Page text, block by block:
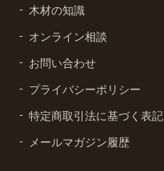
木材の知識
オンライン相談
お問い合わせ
プライバシーポリシー
特定商取引法に基づく表記
メールマガジン履歴